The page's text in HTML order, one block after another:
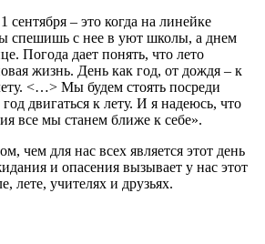
сентября – это когда на линейке
спешишь с нее в уют школы, а днем
Погода дает понять, что лето
жизнь. День как год, от дождя – к
<…> Мы будем стоять посреди
двигаться к лету. И я надеюсь, что
все мы станем ближе к себе».
чем для нас всех является этот день
и опасения вызывает у нас этот
лете, учителях и друзьях.